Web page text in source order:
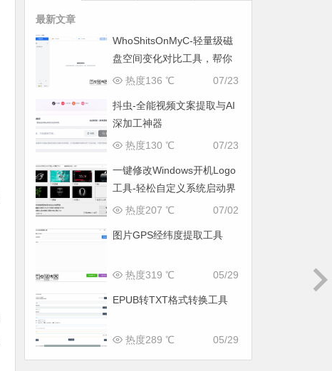
最新文章
WhoShitsOnMyC-轻量级磁
盘空间变化对比工具，帮你
找出“吃掉”空间的罪魁祸首
07/23
热度136 ℃
抖虫-全能视频文案提取与AI
深加工神器
07/23
热度130 ℃
一键修改Windows开机Logo
工具-轻松自定义系统启动界
面
07/02
热度207 ℃
图片GPS经纬度提取工具
05/29
热度319 ℃
EPUB转TXT格式转换工具
05/29
热度289 ℃